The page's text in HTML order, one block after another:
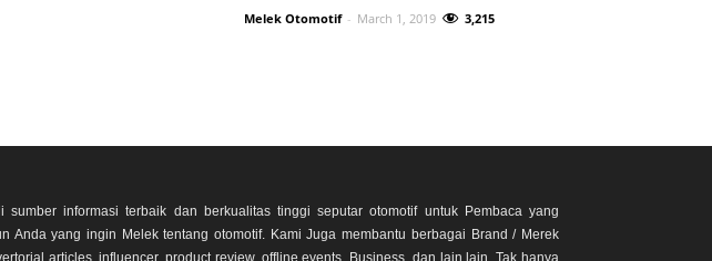
Melek Otomotif - March 1, 2019 3,215
sumber informasi terbaik dan berkualitas tinggi seputar otomotif untuk Pembaca yang
Anda yang ingin Melek tentang otomotif. Kami Juga membantu berbagai Brand / Merek
articles, influencer, product review, offline events, Business, dan lain lain. Tak hanya